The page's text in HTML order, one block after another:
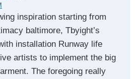
inspiration starting from
baltimore, Tbyight’s
installation Runway life
artists to implement the big
The foregoing really